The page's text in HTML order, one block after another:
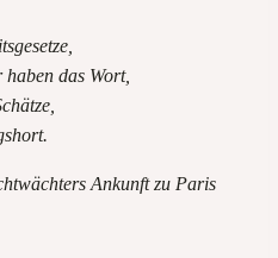
das Wort,
Ankunft zu Paris